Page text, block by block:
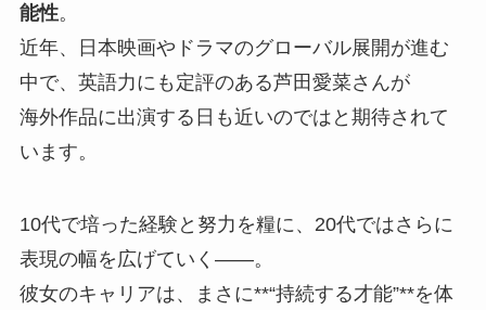
能性。
近年、日本映画やドラマのグローバル展開が進む
中で、英語力にも定評のある芦田愛菜さんが
海外作品に出演する日も近いのではと期待されて
います。
10代で培った経験と努力を糧に、20代ではさらに
表現の幅を広げていく——。
彼女のキャリアは、まさに**“持続する才能”**を体